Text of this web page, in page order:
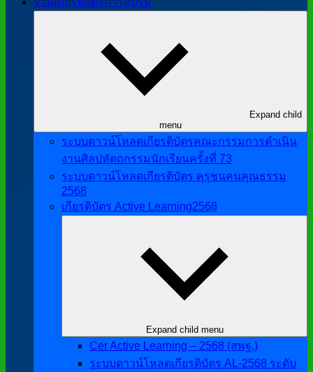
Expand child
menu
ระบบดาวน์โหลดเกียรติบัตรคณะกรรมการดำเนิน
งานศิลปหัตถกรรมนักเรียนครั้งที่ 73
ระบบดาวน์โหลดเกียรติบัตร คุรุชนคนคุณธรรม
2568
เกียรติบัตร Active Learning2568
Expand child menu
Cer Active Learning – 2568 (สพฐ.)
ระบบดาวน์โหลดเกียรติบัตร AL-2568 ระดับ